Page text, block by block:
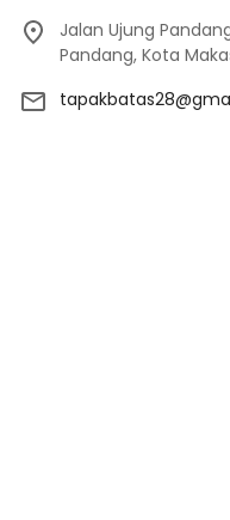
Jalan Ujung
Pandang, Kota